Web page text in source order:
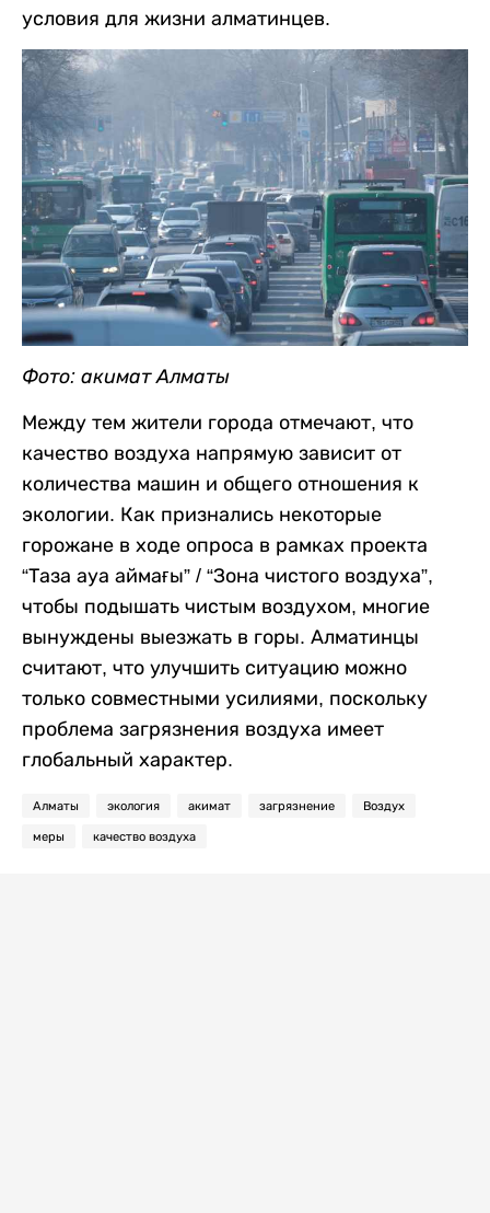
условия для жизни алматинцев.
Фото: акимат Алматы
Между тем жители города отмечают, что
качество воздуха напрямую зависит от
количества машин и общего отношения к
экологии. Как признались некоторые
горожане в ходе опроса в рамках проекта
“Таза ауа аймағы” / “Зона чистого воздуха”,
чтобы подышать чистым воздухом, многие
вынуждены выезжать в горы. Алматинцы
считают, что улучшить ситуацию можно
только совместными усилиями, поскольку
проблема загрязнения воздуха имеет
глобальный характер.
Алматы экология акимат загрязнение Воздух
меры качество воздуха